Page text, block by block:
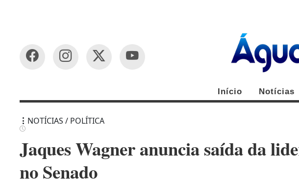
Início Notícias
NOTÍCIAS / POLÍTICA
Jaques Wagner anuncia saída da
no Senado